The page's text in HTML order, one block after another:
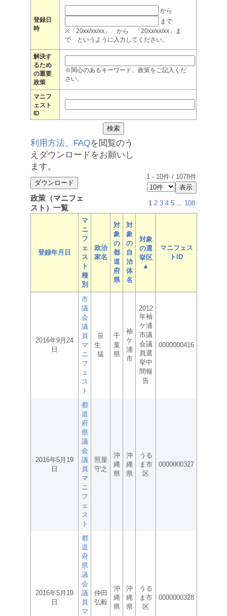
登録日
時
から
まで
※「20xx/xx/xx」 から 「20xx/xx/xx」ま
で というように入力してください。
解決す
るため
の重要
政策
※関心のあるキーワード、政策をご記入くだ
さい。
マニフ
ェスト
ID
利用方法、 FAQを閲覧のう
えダウンロードをお願いし
ます。
1 - 10件 / 1078件
政策（マニフェ
スト）一覧
1 2 3 4 5 ... 108
登録年月日
マ
ニ
フ
ェ
ス
ト
種
別
政治
家名
対
象
の
都
道
府
県
対
象
の
自
治
体
名
対象
の選
挙区
▲
マニフェス
トID
2016年9月24
日
市
議
会
議
員
マ
ニ
フ
ェ
ス
ト
笹
生
猛
千
葉
県
袖
ケ
浦
市
2012
年袖
ケ浦
市議
会議
員選
挙中
間報
告
0000000416
2016年5月19
日
都
道
府
県
議
会
議
員
マ
ニ
フ
ェ
ス
ト
照屋
守之
沖
縄
県
沖
縄
県
うる
ま市
区
0000000327
2016年5月19
日
都
道
府
県
議
会
議
員
マ
仲田
弘毅
沖
縄
県
沖
縄
県
うる
ま市
区
0000000328